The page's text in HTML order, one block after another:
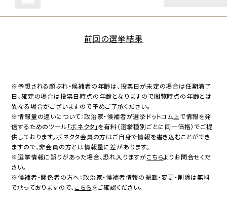
前回の選挙結果
※予想される顔ぶれ・候補者の年齢は、投票日が未定の場合は任期満了
日、確定の場合は投票日時点の年齢となりますので閲覧時点の年齢とは
異なる場合がございますので予めご了承ください。
※情報量の違いについて：政治家・候補者が選挙ドットコム上で情報を発
信するためのツール 「ボネクタ」を有料（選挙種別ごとに同一価格）でご提
供しております。ボネクタ会員の方はご自身で情報を書き込むことができ
ますので、非会員の方とは情報量に差があります。
※選挙情報に誤りがあった場合、恐れ入りますがこちらよりお問合せくだ
さい。
※候補者・関係者の方へ：政治家・候補者情報の掲載・変更・削除は無料
で承っておりますので、 こちらをご確認ください。